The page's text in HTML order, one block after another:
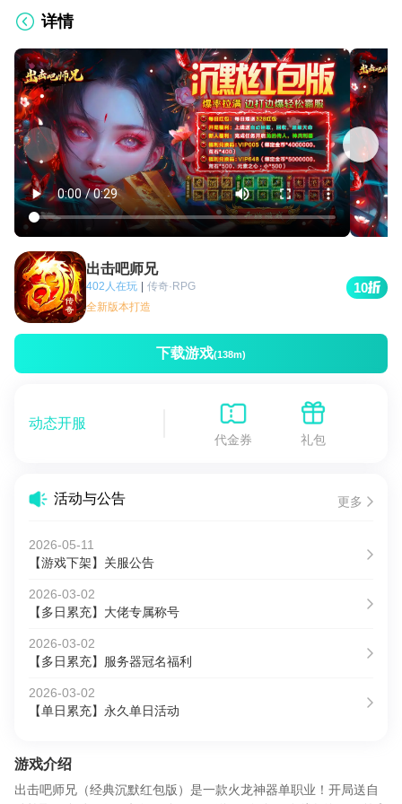
详情
出击吧师兄
402人在玩 | 传奇·RPG
全新版本打造
10
下载游戏(138m)
动态开服
代金券 礼包
活动与公告 更多
2026-05-11
【游戏下架】关服公告
2026-03-02
【多日累充】大佬专属称号
2026-03-02
【多日累充】服务器冠名福利
2026-03-02
【单日累充】永久单日活动
游戏介绍
出击吧师兄（经典沉默红包版）是一款火龙神器单职业！开局送自